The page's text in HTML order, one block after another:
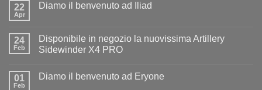
22
Apr
Diamo il benvenuto ad Iliad
Diamo
il
benvenuto
24
Feb
Disponibile in negozio la nuovissima Artillery
Sidewinder X4 PRO
su
01
Feb
Diamo il benvenuto ad Eryone